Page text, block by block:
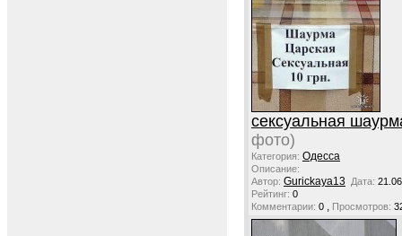
сексуальная
фото)
Категория: Одесса
Описание:
Автор: Gurickaya13 Дата:
Рейтинг: 0
Комментарии: 0 , Просмотров: